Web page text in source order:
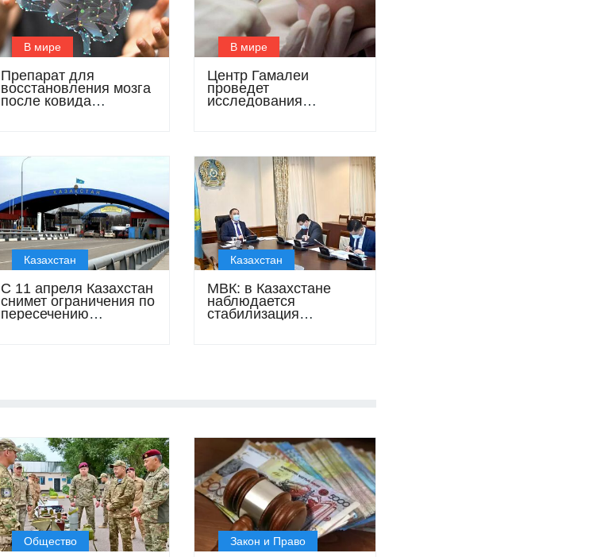
В мире
Препарат для
восстановления мозга
после ковида
В мире
Центр Гамалеи
проведет
исследования
Казахстан
С 11 апреля Казахстан
снимет ограничения по
пересечению
Казахстан
МВК: в Казахстане
наблюдается
стабилизация
Общество Закон и Право